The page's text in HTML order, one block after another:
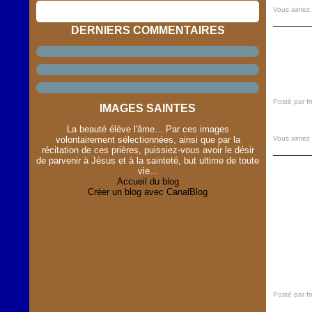
DERNIERS COMMENTAIRES
IMAGES SAINTES
La beauté élève l'âme... Par ces images
volontairement sélectionnées, ainsi que par la
récitation de ces prières, puissiez-vous avoir le désir
de parvenir à Jésus et à la sainteté, but ultime de toute
vie...
Accueil du blog
Créer un blog avec CanalBlog
Vous aimez
Posté par
Vous aimez
Posté par